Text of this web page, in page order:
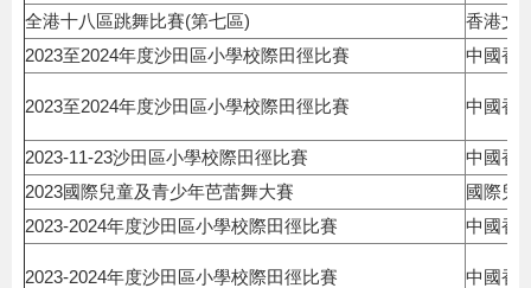
全港十八區跳舞比賽(第七區)
香港文
2023至2024年度沙田區小學校際田徑比賽
中國香
2023至2024年度沙田區小學校際田徑比賽 中國香
2023-11-23沙田區小學校際田徑比賽
中國香
2023國際兒童及青少年芭蕾舞大賽
國際兒
2023-2024年度沙田區小學校際田徑比賽
中國香
2023-2024年度沙田區小學校際田徑比賽 中國香